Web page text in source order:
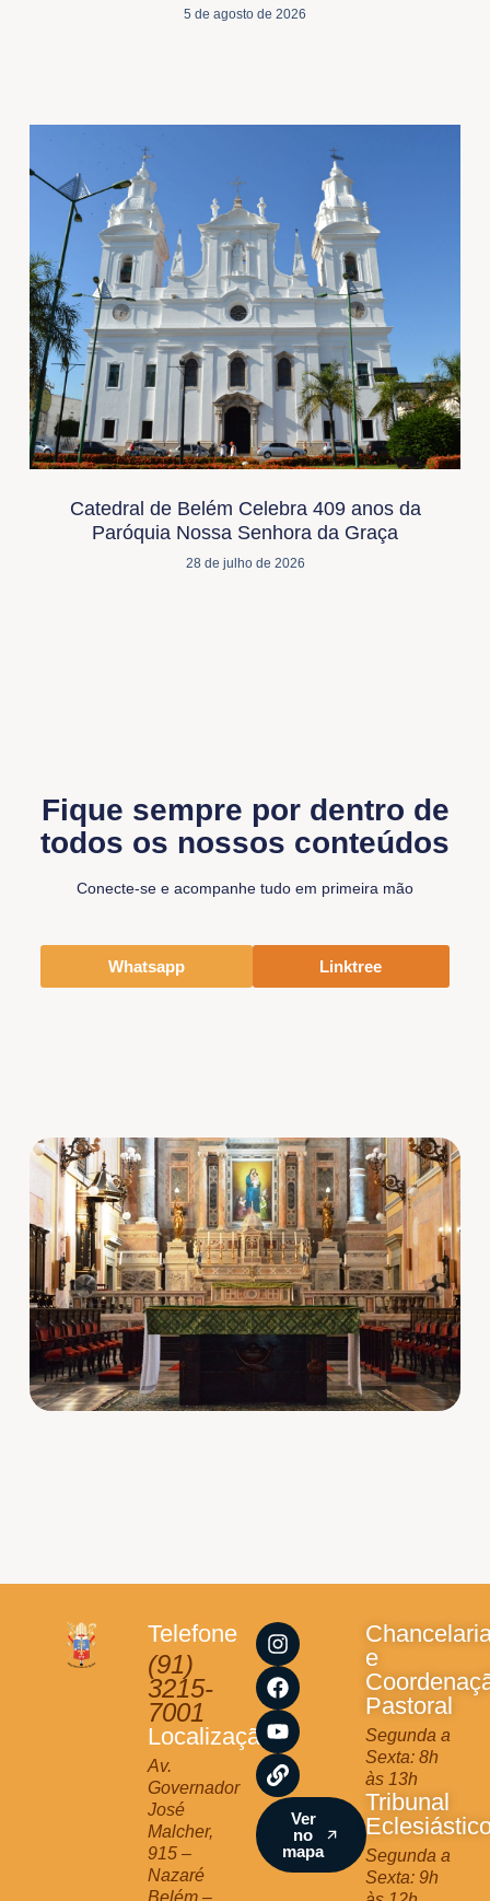
5 de agosto de 2026
Catedral de Belém Celebra 409 anos da
Paróquia Nossa Senhora da Graça
28 de julho de 2026
Fique sempre por dentro de
todos os nossos conteúdos
Conecte-se e acompanhe tudo em primeira mão
Whatsapp Linktree
Telefone
(91)
3215-
7001
Localização
Av.
Governador
José
Malcher,
915 –
Nazaré
Belém –
I
n
s
t
a
g
r
a
m
F
a
c
e
b
o
o
k
Y
o
u
t
u
b
e
L
i
n
k
Ver
no
mapa
e
Pastoral
Segunda a
Sexta: 8h
às 13h
Tribunal
Segunda a
Sexta: 9h